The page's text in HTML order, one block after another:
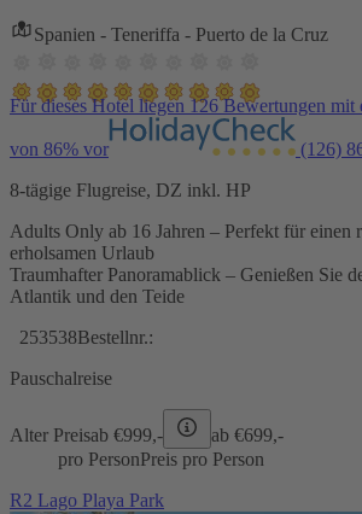
Spanien - Teneriffa - Puerto de la Cruz
Für dieses Hotel liegen 126 Bewertungen mit
von 86% vor (126)
8-tägige Flugreise, DZ inkl. HP
Adults Only ab 16 Jahren – Perfekt für einen
erholsamen Urlaub
Traumhafter Panoramablick – Genießen Sie
Atlantik und den Teide
253538Bestellnr.:
Pauschalreise
Alter Preisab €999,- ab €699,-
pro PersonPreis pro Person
R2 Lago Playa Park